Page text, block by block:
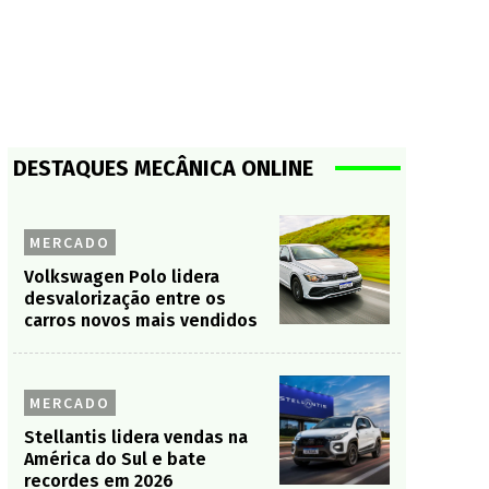
DESTAQUES MECÂNICA ONLINE
MERCADO
Volkswagen Polo lidera
desvalorização entre os
carros novos mais vendidos
MERCADO
Stellantis lidera vendas na
América do Sul e bate
recordes em 2026